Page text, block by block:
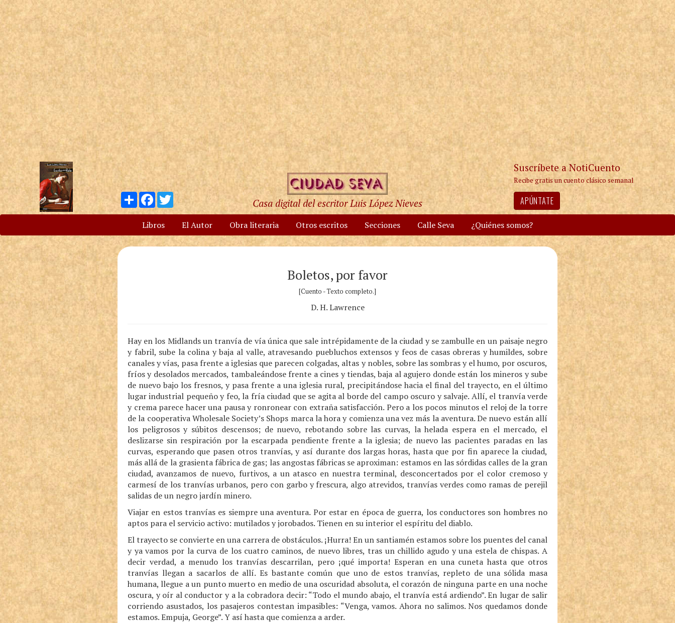
Compartir
Facebook
Twitter
Casa digital del escritor Luis López Nieves
Suscríbete a NotiCuento
Recibe gratis un cuento clásico semanal
APÚNTATE
Libros El Autor Obra literaria Otros escritos Secciones Calle Seva ¿Quiénes somos?
Boletos, por favor
[Cuento - Texto completo.]
D. H. Lawrence
Hay en los Midlands un tranvía de vía única que sale intrépidamente de la ciudad y se zambulle en un paisaje negro
y fabril, sube la colina y baja al valle, atravesando puebluchos extensos y feos de casas obreras y humildes, sobre
canales y vías, pasa frente a iglesias que parecen colgadas, altas y nobles, sobre las sombras y el humo, por oscuros,
fríos y desolados mercados, tambaleándose frente a cines y tiendas, baja al agujero donde están los mineros y sube
de nuevo bajo los fresnos, y pasa frente a una iglesia rural, precipitándose hacia el final del trayecto, en el último
lugar industrial pequeño y feo, la fría ciudad que se agita al borde del campo oscuro y salvaje. Allí, el tranvía verde
y crema parece hacer una pausa y ronronear con extraña satisfacción. Pero a los pocos minutos el reloj de la torre
de la cooperativa Wholesale Society’s Shops marca la hora y comienza una vez más la aventura. De nuevo están allí
los peligrosos y súbitos descensos; de nuevo, rebotando sobre las curvas, la helada espera en el mercado, el
deslizarse sin respiración por la escarpada pendiente frente a la iglesia; de nuevo las pacientes paradas en las
curvas, esperando que pasen otros tranvías, y así durante dos largas horas, hasta que por fin aparece la ciudad,
más allá de la grasienta fábrica de gas; las angostas fábricas se aproximan: estamos en las sórdidas calles de la gran
ciudad, avanzamos de nuevo, furtivos, a un atasco en nuestra terminal, desconcertados por el color cremoso y
carmesí de los tranvías urbanos, pero con garbo y frescura, algo atrevidos, tranvías verdes como ramas de perejil
salidas de un negro jardín minero.
Viajar en estos tranvías es siempre una aventura. Por estar en época de guerra, los conductores son hombres no
aptos para el servicio activo: mutilados y jorobados. Tienen en su interior el espíritu del diablo.
El trayecto se convierte en una carrera de obstáculos. ¡Hurra! En un santiamén estamos sobre los puentes del canal
y ya vamos por la curva de los cuatro caminos, de nuevo libres, tras un chillido agudo y una estela de chispas. A
decir verdad, a menudo los tranvías descarrilan, pero ¡qué importa! Esperan en una cuneta hasta que otros
tranvías llegan a sacarlos de allí. Es bastante común que uno de estos tranvías, repleto de una sólida masa
humana, llegue a un punto muerto en medio de una oscuridad absoluta, el corazón de ninguna parte en una noche
oscura, y oír al conductor y a la cobradora decir: “Todo el mundo abajo, el tranvía está ardiendo”. En lugar de salir
corriendo asustados, los pasajeros contestan impasibles: “Venga, vamos. Ahora no salimos. Nos quedamos donde
estamos. Empuja, George”. Y así hasta que comienza a arder.